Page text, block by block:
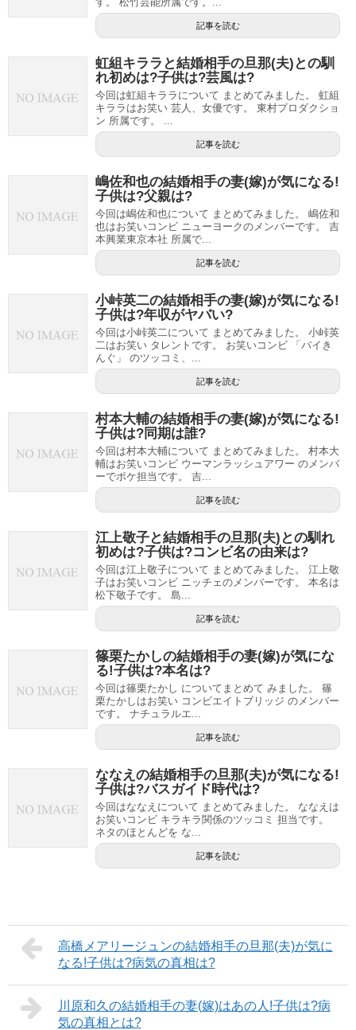
記事を読む
虹組キララと結婚相手の旦那(夫)との馴
れ初めは?子供は?芸風は?
今回は虹組キララについて まとめてみました。 虹組
キララはお笑い 芸人、女優です。 東村プロダクショ
ン 所属です。 ...
記事を読む
嶋佐和也の結婚相手の妻(嫁)が気になる!
子供は?父親は?
今回は嶋佐和也について まとめてみました。 嶋佐和
也はお笑いコンビ ニューヨークのメンバーです。 吉
本興業東京本社 所属で...
記事を読む
小峠英二の結婚相手の妻(嫁)が気になる!
子供は?年収がヤバい?
今回は小峠英二について まとめてみました。 小峠英
二はお笑い タレントです。 お笑いコンビ 「バイき
んぐ」 のツッコミ、...
記事を読む
村本大輔の結婚相手の妻(嫁)が気になる!
子供は?同期は誰?
今回は村本大輔について まとめてみました。 村本大
輔はお笑いコンビ ウーマンラッシュアワー のメンバ
ーでボケ担当です。 吉...
記事を読む
江上敬子と結婚相手の旦那(夫)との馴れ
初めは?子供は?コンビ名の由来は?
今回は江上敬子について まとめてみました。 江上敬
子はお笑いコンビ ニッチェのメンバーです。 本名は
松下敬子です。 島...
記事を読む
篠栗たかしの結婚相手の妻(嫁)が気にな
る!子供は?本名は?
今回は篠栗たかし についてまとめて みました。 篠
栗たかしはお笑い コンビエイトブリッジ のメンバー
です。 ナチュラルエ...
記事を読む
ななえの結婚相手の旦那(夫)が気になる!
子供は?バスガイド時代は?
今回はななえについて まとめてみました。 ななえは
お笑いコンビ キラキラ関係のツッコミ 担当です。
ネタのほとんどを な...
記事を読む
高橋メアリージュンの結婚相手の旦那(夫)が気に
なる!子供は?病気の真相は?
川原和久の結婚相手の妻(嫁)はあの人!子供は?病
気の真相とは?